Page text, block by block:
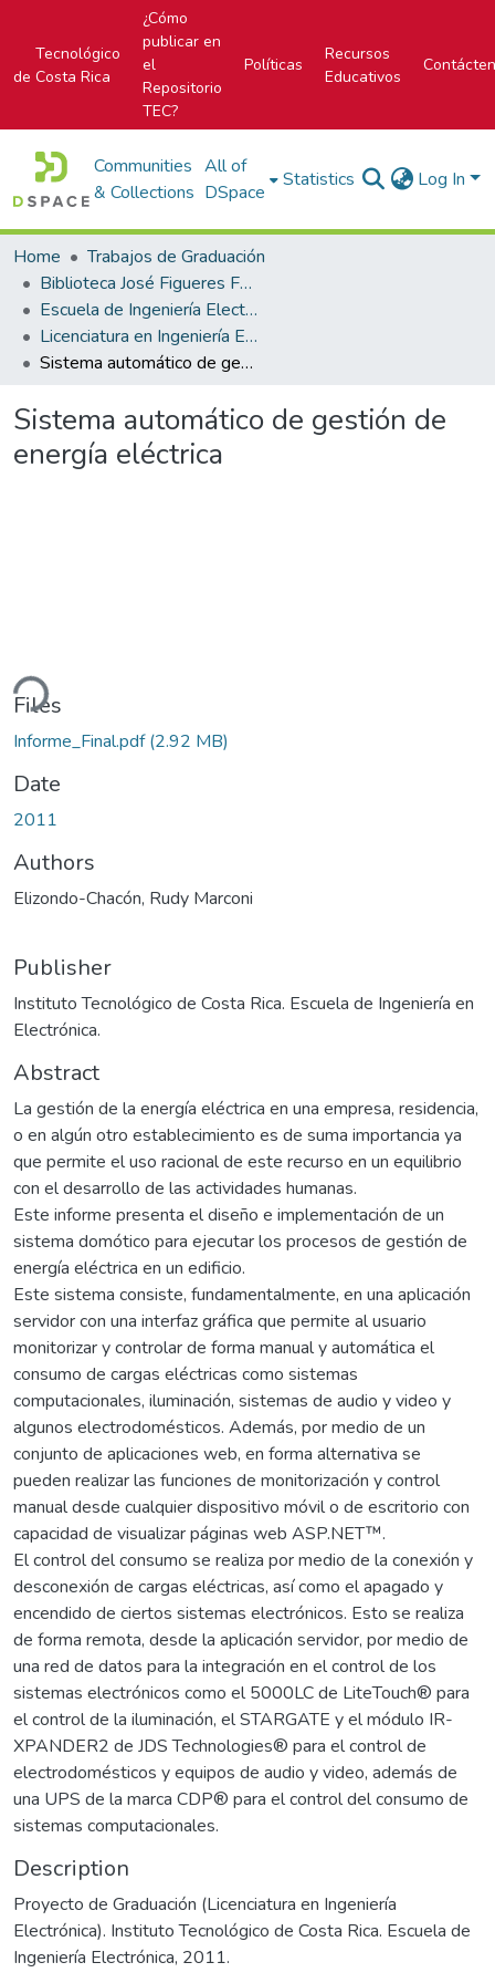
Tecnológico
de Costa Rica
¿Cómo
publicar en
el
Repositorio
TEC?
Políticas
Recursos
Educativos
Communities
& Collections
All of
DSpace
Statistics Log In
Home
Trabajos de Graduación
Biblioteca José Figueres Ferrer
Escuela de Ingeniería Electrónica
Licenciatura en Ingeniería Electrónica
Sistema automático de gestión de energía eléctrica
Sistema automático de gestión de
energía eléctrica
Files
Informe_Final.pdf(2.92 MB)
Date
2011
Authors
Elizondo-Chacón, Rudy Marconi
Publisher
Instituto Tecnológico de Costa Rica. Escuela de Ingeniería en
Electrónica.
Abstract
La gestión de la energía eléctrica en una empresa, residencia,
o en algún otro establecimiento es de suma importancia ya
que permite el uso racional de este recurso en un equilibrio
con el desarrollo de las actividades humanas.
Este informe presenta el diseño e implementación de un
sistema domótico para ejecutar los procesos de gestión de
energía eléctrica en un edificio.
Este sistema consiste, fundamentalmente, en una aplicación
servidor con una interfaz gráfica que permite al usuario
monitorizar y controlar de forma manual y automática el
consumo de cargas eléctricas como sistemas
computacionales, iluminación, sistemas de audio y video y
algunos electrodomésticos. Además, por medio de un
conjunto de aplicaciones web, en forma alternativa se
pueden realizar las funciones de monitorización y control
manual desde cualquier dispositivo móvil o de escritorio con
capacidad de visualizar páginas web ASP.NET™.
El control del consumo se realiza por medio de la conexión y
desconexión de cargas eléctricas, así como el apagado y
encendido de ciertos sistemas electrónicos. Esto se realiza
de forma remota, desde la aplicación servidor, por medio de
una red de datos para la integración en el control de los
sistemas electrónicos como el 5000LC de LiteTouch® para
el control de la iluminación, el STARGATE y el módulo IR-
XPANDER2 de JDS Technologies® para el control de
electrodomésticos y equipos de audio y video, además de
una UPS de la marca CDP® para el control del consumo de
sistemas computacionales.
Description
Proyecto de Graduación (Licenciatura en Ingeniería
Electrónica). Instituto Tecnológico de Costa Rica. Escuela de
Ingeniería Electrónica, 2011.